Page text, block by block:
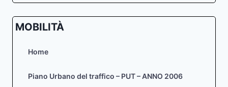
MOBILITÀ
Home
Piano Urbano del traffico – PUT – ANNO 2006